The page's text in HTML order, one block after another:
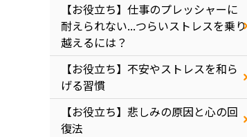
【お役立ち】仕事のプレッシャーに
耐えられない...つらいストレスを乗り
越えるには？
【お役立ち】不安やストレスを和ら
げる習慣
【お役立ち】悲しみの原因と心の回
復法